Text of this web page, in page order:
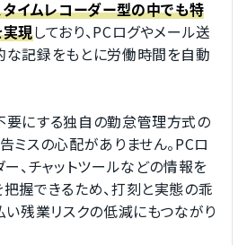
タイムレコーダー型の中でも特
実現しており、PCログやメール送
記録をもとに労働時間を自動
にする独自の勤怠管理方式の
ミスの心配がありません。PCロ
ー、チャットツールなどの情報を
握できるため、打刻と実態の乖
い残業リスクの低減にもつながり